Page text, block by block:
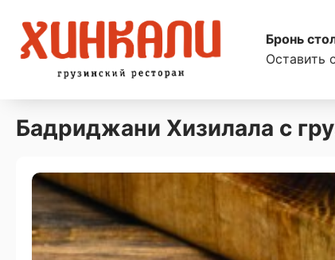
Бронь
Оставить
Бадриджани Хизилала с